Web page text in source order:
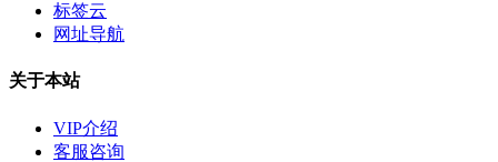
标签云
网址导航
关于本站
VIP介绍
客服咨询